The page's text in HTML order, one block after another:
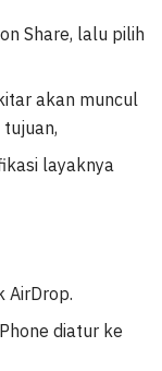
Share, lalu pilih
akan muncul
layaknya
AirDrop.
diatur ke